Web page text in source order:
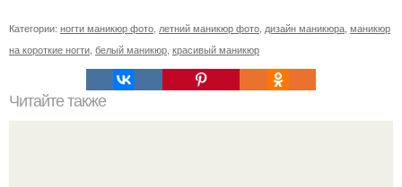
Категории: ногти маникюр фото летний маникюр фото дизайн маникюра маникюр
на короткие ногти белый маникюр красивый маникюр
Читайте также